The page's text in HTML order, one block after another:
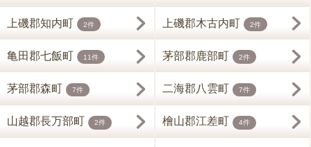
上磯郡知内町 2件 上磯郡木古内町 2件
亀田郡七飯町 11件 茅部郡鹿部町 2件
茅部郡森町 7件 二海郡八雲町 7件
山越郡長万部町 2件 檜山郡江差町 4件